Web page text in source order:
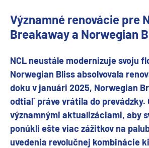
Významné renovácie pre
Breakaway a Norwegian
NCL neustále modernizuje svoju
Norwegian Bliss absolvovala
doku v januári 2025, Norwegian
odtiaľ práve vrátila do prevádzky.
významnými aktualizáciami, aby
ponúkli ešte viac zážitkov na
uvedenia revolučnej kombinácie